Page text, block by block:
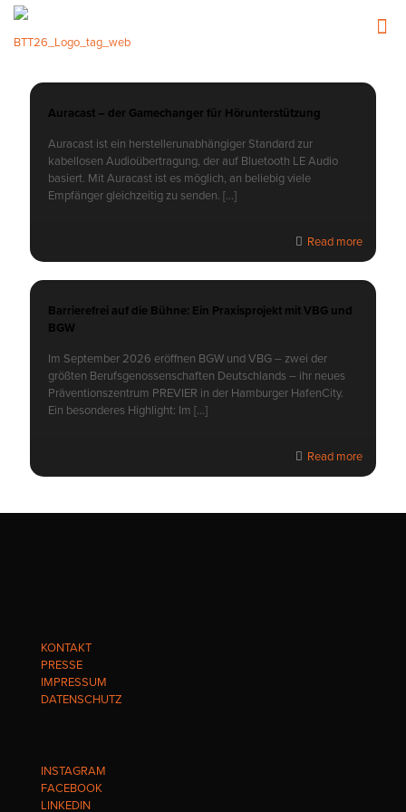
Auracast – der Gamechanger für Hörunterstützung
Auracast ist ein herstellerunabhängiger Standard zur
kabellosen Audioübertragung, der auf Bluetooth LE Audio
basiert. Mit Auracast ist es möglich, an beliebig viele
Empfänger gleichzeitig zu senden. […]
Read more
Barrierefrei auf die Bühne: Ein Praxisprojekt mit VBG und
BGW
Im September 2026 eröffnen BGW und VBG – zwei der
größten Berufsgenossenschaften Deutschlands – ihr neues
Präventionszentrum PREVIER in der Hamburger HafenCity.
Ein besonderes Highlight: Im […]
Read more
KONTAKT
PRESSE
IMPRESSUM
DATENSCHUTZ
INSTAGRAM
FACEBOOK
LINKEDIN